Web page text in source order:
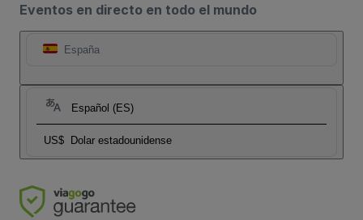
Eventos en directo en todo el mundo
España
Español (ES)
US$ Dolar estadounidense